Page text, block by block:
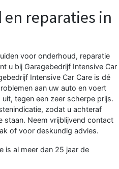
reparaties in
voor onderhoud, reparatie
u bij Garagebedrijf Intensive Car
Intensive Car Care is dé
aan uw auto en voert
tegen een zeer scherpe prijs.
zodat u achteraf
staan. Neem vrijblijvend contact
of voor deskundig advies.
is al meer dan 25 jaar de